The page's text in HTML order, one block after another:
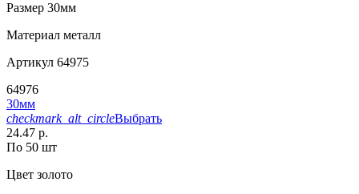
Размер 30мм
Материал металл
Артикул 64975
64976
30мм
checkmark_alt_circleВыбрать
24.47 р.
По 50 шт
Цвет золото